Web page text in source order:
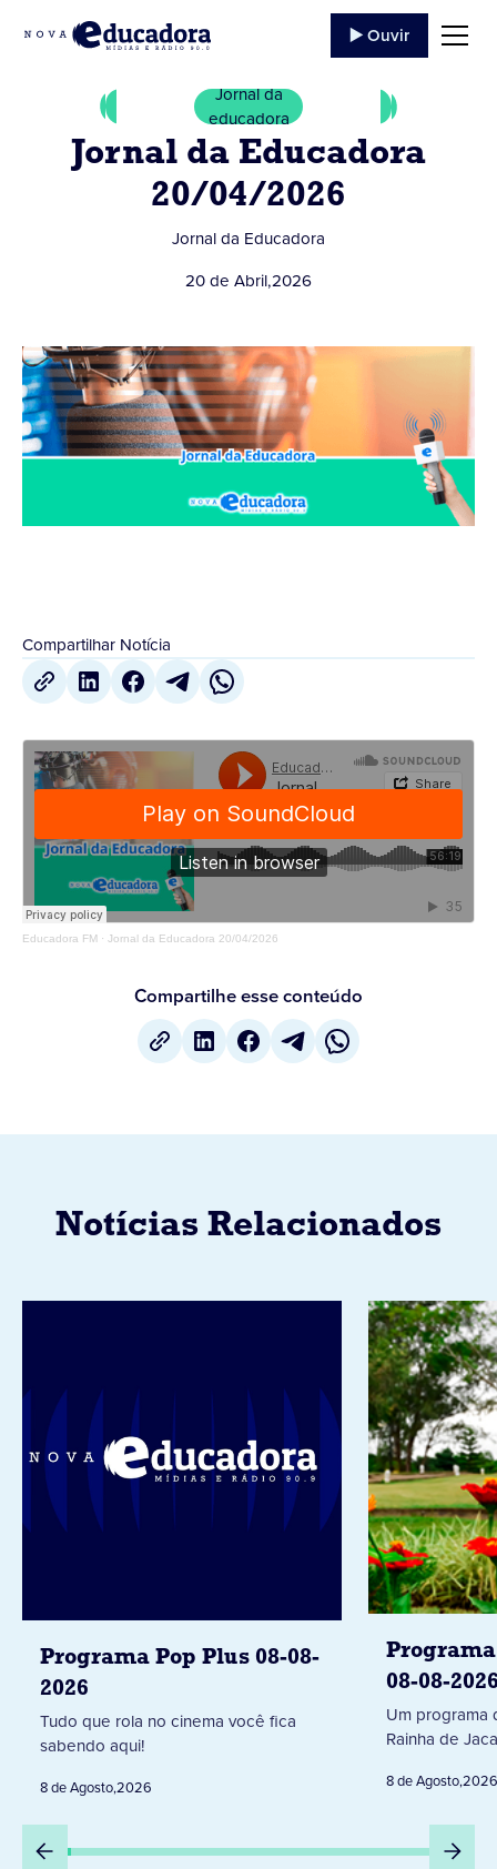
▶️ Ouvir
Jornal da
educadora
Jornal da Educadora
20/04/2026
Jornal da Educadora
20 de Abril,2026
Compartilhar Notícia
Educadora FM · Jornal da Educadora 20/04/2026
Compartilhe esse conteúdo
Notícias Relacionados
Programa Pop Plus 08-08-
2026
Tudo que rola no cinema você fica
sabendo aqui!
8 de Agosto,2026
08-08-
Um programa
Rainha de
8 de Agosto,2026